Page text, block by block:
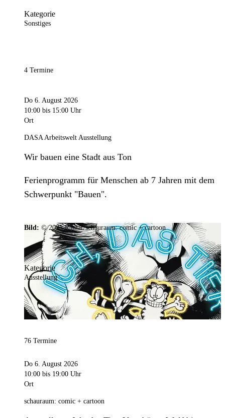
Kategorie
Sonstiges
4 Termine
Do 6. August 2026
10:00 bis 15:00 Uhr
Ort
DASA Arbeitswelt Ausstellung
Wir bauen eine Stadt aus Ton
Ferienprogramm für Menschen ab 7 Jahren mit dem
Schwerpunkt "Bauen".
Bild: © 2025 Ramar/schauraum: comic + cartoon
Kategorie
Ausstellung
76 Termine
Do 6. August 2026
10:00 bis 19:00 Uhr
Ort
schauraum: comic + cartoon